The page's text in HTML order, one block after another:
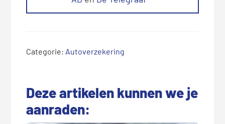
Categorie: Autoverzekering
Deze artikelen kunnen we je
aanraden: